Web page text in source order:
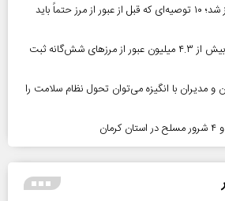
بازگشت زائران اربعین آغاز شد؛ ۱۰ توصیه‌ای که قبل از عبور از مرز حتماً باید
رکورد تردد زائران اربعین؛ بیش از ۴.۳ میلیون عبور از مرزهای شش‌گانه ثبت
و مدیران با انگیزه می‌توان تحول نظام سلامت را